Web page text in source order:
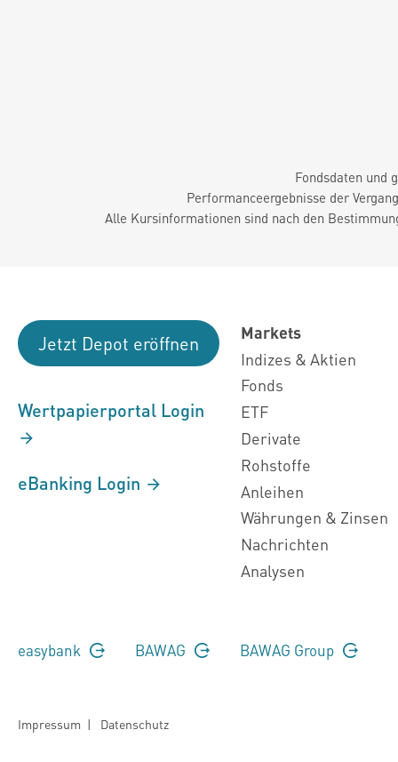
Fondsdaten und
Performanceergebnisse der
Alle Kursinformationen sind nach den
Jetzt Depot eröffnen
Wertpapierportal Login
eBanking Login
Markets
Indizes & Aktien
Fonds
ETF
Derivate
Rohstoffe
Anleihen
Währungen & Zinsen
Nachrichten
Analysen
easybank BAWAG BAWAG Group
Impressum | Datenschutz